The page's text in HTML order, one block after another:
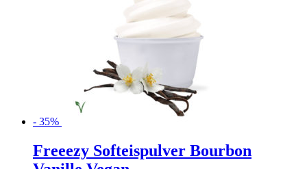
- 35%
Freeezy Softeispulver Bourbon